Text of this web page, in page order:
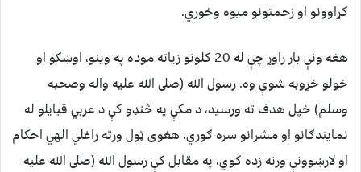
كړاوونو او زحمتونو ميوه وخوري.
هغه ونې بار راوړ چې له 20 كلونو زياته موده په وينو، اوښكو او
خولو خړوبه شوې وه. رسول الله (صلى الله عليه واله وصحبه
وسلم) خپل هدف ته ورسيد، د مكې په څنډو كې د عربي قبايلو له
نمايندګانو او مشرانو سره ګوري، هغوى ټول ورته راغلي الهي احكام
او لارښوونې ورنه زده كوي، په مقابل كې رسول الله (صلى الله عليه